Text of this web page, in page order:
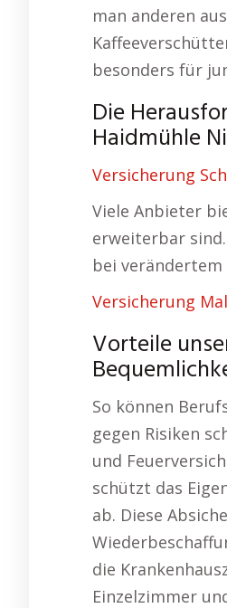
man anderen
besonders für
Die
Haidmühle
Versicherung
Viele Anbieter
erweiterbar
bei
Versicherung
Vorteile
So können
gegen Risiken
und
schützt das
ab. Diese
die
Einzelzimmer